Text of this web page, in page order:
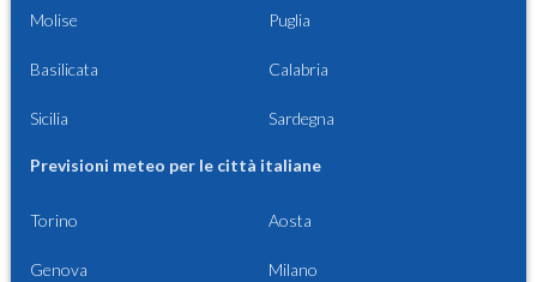
Molise Puglia
Basilicata Calabria
Sicilia Sardegna
Previsioni meteo per le città italiane
Torino Aosta
Genova Milano